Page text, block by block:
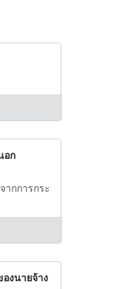
อก
ากการกระ
งนายจ้าง